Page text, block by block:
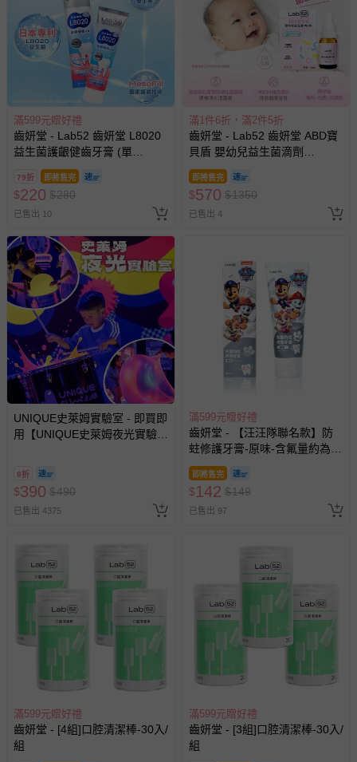
滿599元贈好禮
齒妍堂 - Lab52 齒妍堂 L8020
益生菌護齦健齒牙膏 (單
入)-110g
79折 即將售完
$220 $280
已售出 10
滿1件6折，滿2件5折
齒妍堂 - Lab52 齒妍堂 ABD寶
貝盾 嬰幼兒益生菌滴劑
PLUS(效期2026-09-29)-15ml
即將售完
$570 $1350
已售出 4
UNIQUE史萊姆實驗室 - 即買即
用【UNIQUE史萊姆夜光實驗室
訂單編號兌換，逾期作廢) (大
人小孩均一價(3歲以上需購票))
8折
$390 $490
已售出 4375
滿599元贈好禮
齒妍堂 - 【汪汪隊聯名款】防
蛀修護牙膏-原味-含氟量約為
1200ppm-80g
即將售完
$142 $149
已售出 97
滿599元贈好禮
齒妍堂 - [4組]口腔清潔棒-30入/
組
滿599元贈好禮
齒妍堂 - [3組]口腔清潔棒-30入/
組